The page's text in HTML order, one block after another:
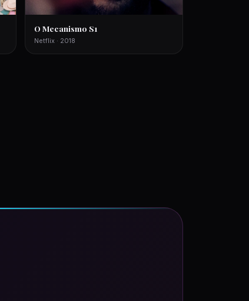
O Mecanismo S1
Netflix · 2018